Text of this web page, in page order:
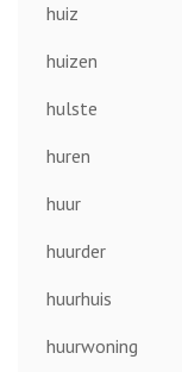
huiz
huizen
hulste
huren
huur
huurder
huurhuis
huurwoning